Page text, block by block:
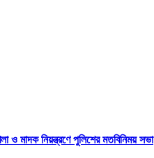
ও মাদক নিয়ন্ত্রণে পুলিশের মতবিনিময় সভা